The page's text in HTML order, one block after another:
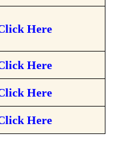
Here
Here
Here
Here